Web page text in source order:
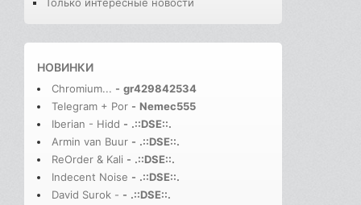
Только интересные новости
НОВИНКИ
Chromium... - gr429842534
Telegram + Por - Nemec555
Iberian - Hidd - .::DSE::.
Armin van Buur - .::DSE::.
ReOrder & Kali - .::DSE::.
Indecent Noise - .::DSE::.
David Surok - - .::DSE::.